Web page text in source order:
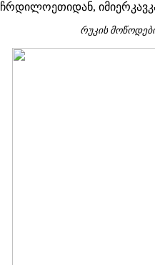
ჩრდილოეთიდან,
რუკის